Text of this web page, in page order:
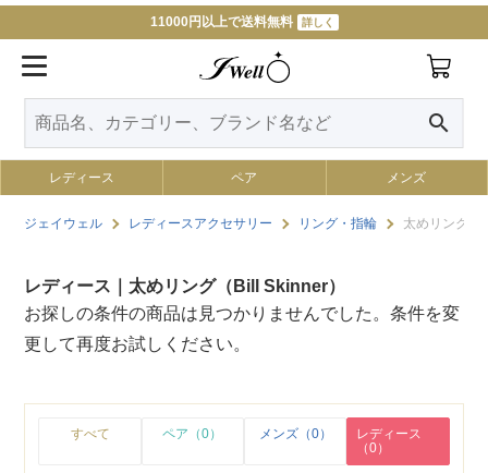
11000円以上で送料無料 詳しく
search
レディース ペア メンズ
ジェイウェル レディースアクセサリー リング・指輪 太めリング（
レディース｜太めリング（Bill Skinner）
お探しの条件の商品は見つかりませんでした。条件を変
更して再度お試しください。
すべて ペア（0） メンズ（0）
レディース
（0）